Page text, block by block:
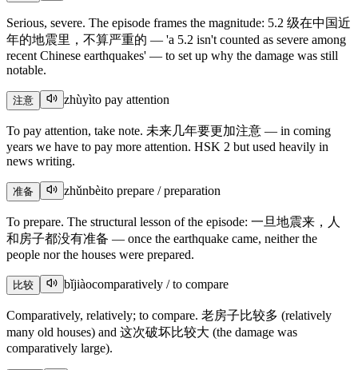
Serious, severe. The episode frames the magnitude: 5.2 级在中国近
年的地震里，不算严重的 — 'a 5.2 isn't counted as severe among
recent Chinese earthquakes' — to set up why the damage was still
notable.
注意 zhùyìto pay attention
To pay attention, take note. 未来几年要更加注意 — in coming
years we have to pay more attention. HSK 2 but used heavily in
news writing.
准备 zhǔnbèito prepare / preparation
To prepare. The structural lesson of the episode: 一旦地震来，人
和房子都没有准备 — once the earthquake came, neither the
people nor the houses were prepared.
比较 bǐjiàocomparatively / to compare
Comparatively, relatively; to compare. 老房子比较多 (relatively
many old houses) and 这次破坏比较大 (the damage was
comparatively large).